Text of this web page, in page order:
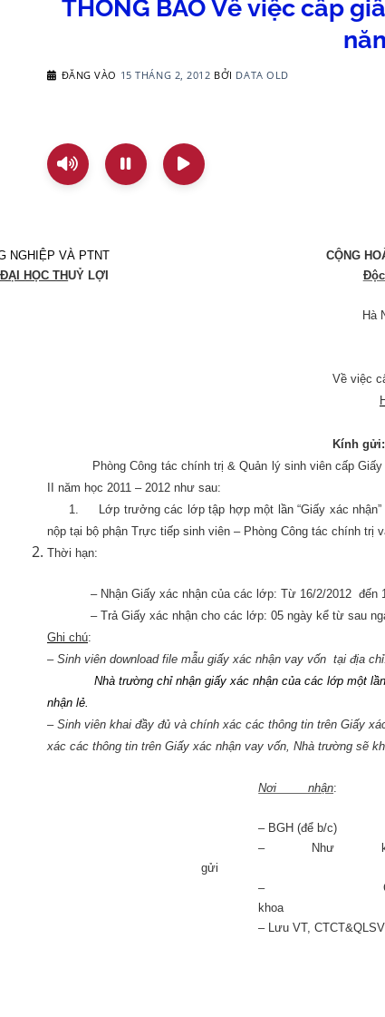
THÔNG BÁO Về việc cấp
ĐĂNG VÀO 15 THÁNG 2, 2012 BỞI DATA OLD
NGHIỆP VÀ PTNT
HỌC THUỶ LỢI
CỘNG
Hà
Về việc
Kính
Phòng Công tác chính trị & Quản lý sinh viên cấp
II năm học 2011 – 2012 như sau:
1.
Lớp trưởng các lớp tập hợp một lần “Giấy xác
nộp tại bộ phận Trực tiếp sinh viên – Phòng Công tác chính trị
Thời hạn:
– Nhận Giấy xác nhận của các lớp: Từ 16/2/2012 đến
– Trả Giấy xác nhận cho các lớp: 05 ngày kể từ sau
Ghi chú:
– Sinh viên download file mẫu giấy xác nhận vay vốn tại địa
Nhà trường chỉ nhận giấy xác nhận của các lớp một
nhận lẻ.
– Sinh viên khai đầy đủ và chính xác các thông tin trên Giấy
xác các thông tin trên Giấy xác nhận vay vốn, Nhà trường sẽ
Nơi nhận:
– BGH (để b/c)
– Như
gửi
–
khoa
– Lưu VT, CTCT&QLSV